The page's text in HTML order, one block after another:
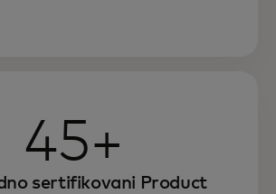
45+
sertifikovani Product